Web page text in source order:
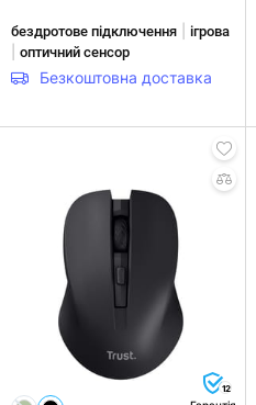
бездротове підключення ігрова
оптичний сенсор
Безкоштовна доставка
12